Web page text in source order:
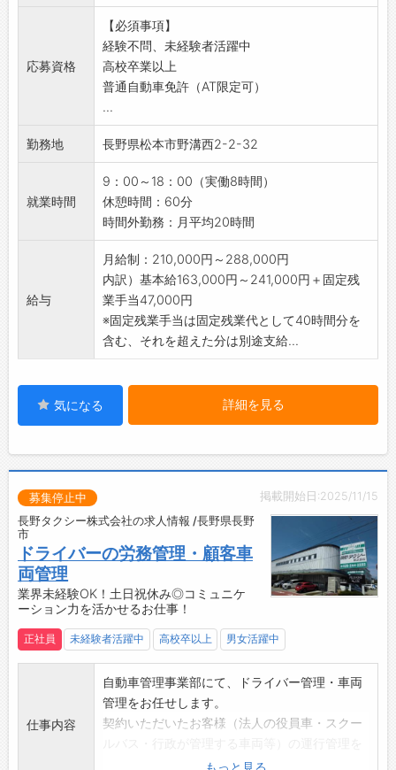
一切なし！
◇入社してから業務に慣れるまでは、必ず先輩
が同行します。ご安心ください◎
■企業様へ社員の配属手配
■入社後の社員のケア・フォロー・バックアッ
プ
■配属社員への各種連絡、面談の業務がありま
す。
【営業範囲】
・南信(諏訪地域)～北信(長野、飯山)
◆営業所へ出勤後、各取引先企業様へ訪問して
頂きます。
◆将来的に、新たな求人取得のための新規営業
等もお任せする予定です！
【貸与】
・携帯電話
ます！
・未経験から始められる環境が整っています◎
・幅広い年代の方が活躍中！
【今までのスキルが活かせる！】
・営業の経験はもちろん、接客・採用・事務な
どの経験も活かせます！
・ストレスやプレッシャーの少ない環境で、着
実にキャリアアップしていきたい方にオススメ
です！
【おすすめ♪】
・ワークライフバランス
・安定企業で就業できる◎
◎人とコミュニケーションをとることが好き
応募資格
【必須事項】
経験不問、未経験者活躍中
高校卒業以上
普通自動車免許（AT限定可）
...
勤務地 長野県松本市野溝西2-2-32
就業時間
9：00～18：00（実働8時間）
休憩時間：60分
時間外勤務：月平均20時間
給与
月給制：210,000円～288,000円
内訳）基本給163,000円～241,000円＋固定残
業手当47,000円
※固定残業手当は固定残業代として40時間分を
含む、それを超えた分は別途支給...
気になる 詳細を見る
掲載開始日:2025/11/15
募集停止中
長野タクシー株式会社の求人情報 /長野県長野
市
ドライバーの労務管理・顧客車
両管理
業界未経験OK！土日祝休み◎コミュニケ
ーション力を活かせるお仕事！
正社員 未経験者活躍中 高校卒以上 男女活躍中
仕事内容
自動車管理事業部にて、ドライバー管理・車両
管理をお任せします。
契約いただいたお客様（法人の役員車・スクー